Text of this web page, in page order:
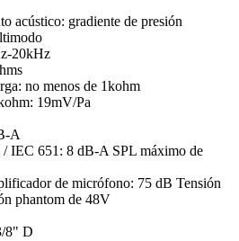
acústico: gradiente de presión
20kHz
no menos de 1kohm
19mV/Pa
A
IEC 651: 8 dB-A SPL máximo de
de micrófono: 75 dB Tensión
phantom de 48V
8" D